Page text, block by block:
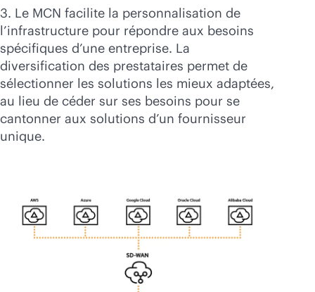
Le MCN facilite la personnalisation de
l’infrastructure pour répondre aux besoins
spécifiques d’une entreprise. La
diversification des prestataires permet de
sélectionner les solutions les mieux adaptées,
au lieu de céder sur ses besoins pour se
cantonner aux solutions d’un fournisseur
unique.